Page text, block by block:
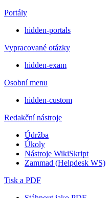
Portály
hidden-portals
Vypracované otázky
hidden-exam
Osobní menu
hidden-custom
Redakční nástroje
Údržba
Úkoly
Nástroje WikiSkript
Zammad (Helpdesk WS)
Tisk a PDF